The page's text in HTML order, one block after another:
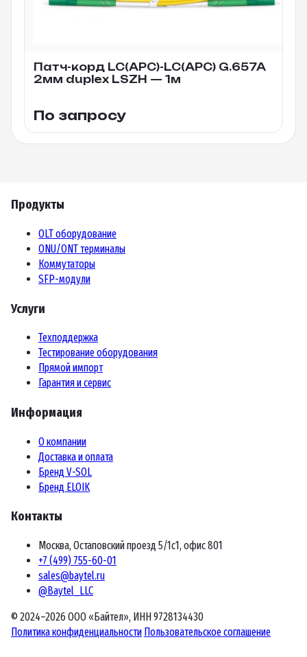
Патч-корд LC(APC)-LC(APC) G.657A
2мм duplex LSZH — 1м
По запросу
Продукты
OLT оборудование
ONU/ONT терминалы
Коммутаторы
SFP-модули
Услуги
Техподдержка
Тестирование оборудования
Прямой импорт
Гарантия и сервис
Информация
О компании
Доставка и оплата
Бренд V-SOL
Бренд ELOIK
Контакты
Москва, Остаповский проезд 5/1с1, офис 801
+7 (499) 755-60-01
sales@baytel.ru
@Baytel_LLC
© 2024–2026 ООО «Байтел», ИНН 9728134430
Политика конфиденциальности Пользовательское соглашение